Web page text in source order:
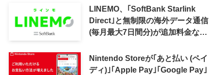
LINEMO、｢SoftBank Starlink
Direct｣と無制限の海外データ通信
(毎月最大7日間分)が追加料金なし
Nintendo Storeが｢あと払い (ペイ
ディ)｣｢Apple Pay｣｢Google Pay｣